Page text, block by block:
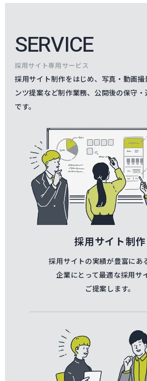
SERVICE
採用サイト専用サービス
採用サイト制作をはじめ、写真・動画
ンツ提案など制作業務、公開後の保守
です。
採用サイト制作へページ遷移します
採用サイト制作
採用サイトの実績が豊富にあ
企業にとって最適な採用サ
ご提案します。
採用コンテンツ企画へページ遷移し